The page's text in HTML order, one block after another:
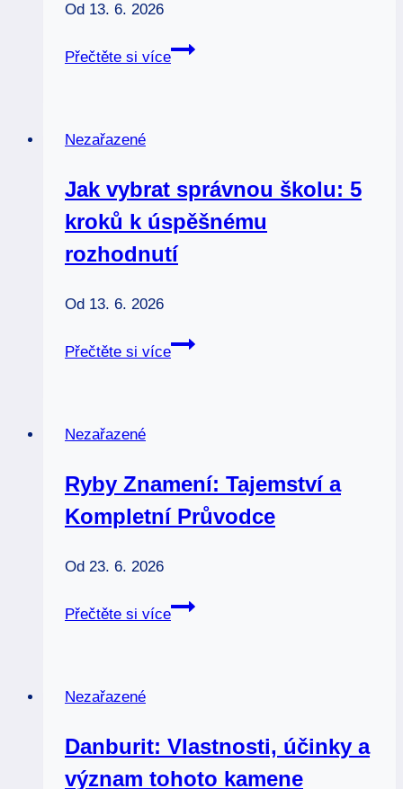
Od 13. 6. 2026
Přečtěte si více
Celoživotní
učit
i
po
škole
Nezařazené
Jak vybrat správnou školu: 5
kroků k úspěšnému
rozhodnutí
Od 13. 6. 2026
Přečtěte si více
Jak
k
úspěšnému
Nezařazené
Ryby Znamení: Tajemství a
Kompletní Průvodce
Od 23. 6. 2026
Přečtěte si více
Ryby
Nezařazené
Danburit: Vlastnosti, účinky a
význam tohoto kamene